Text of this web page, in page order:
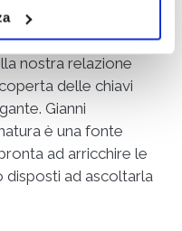
un invito a
nostra relazione
delle chiavi
Gianni
è una fonte
ad arricchire le
ad ascoltarla